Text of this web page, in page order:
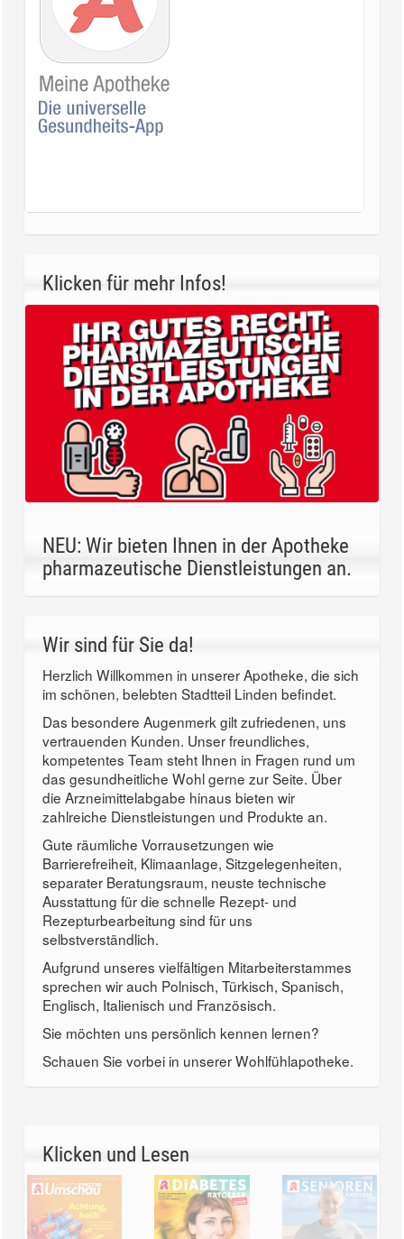
Klicken für mehr Infos!
NEU: Wir bieten Ihnen in der Apotheke
pharmazeutische Dienstleistungen an.
Wir sind für Sie da!
Herzlich Willkommen in unserer Apotheke, die sich
im schönen, belebten Stadtteil Linden befindet.
Das besondere Augenmerk gilt zufriedenen, uns
vertrauenden Kunden. Unser freundliches,
kompetentes Team steht Ihnen in Fragen rund um
das gesundheitliche Wohl gerne zur Seite. Über
die Arzneimittelabgabe hinaus bieten wir
zahlreiche Dienstleistungen und Produkte an.
Gute räumliche Vorrausetzungen wie
Barrierefreiheit, Klimaanlage, Sitzgelegenheiten,
separater Beratungsraum, neuste technische
Ausstattung für die schnelle Rezept- und
Rezepturbearbeitung sind für uns
selbstverständlich.
Aufgrund unseres vielfältigen Mitarbeiterstammes
sprechen wir auch Polnisch, Türkisch, Spanisch,
Englisch, Italienisch und Französisch.
Sie möchten uns persönlich kennen lernen?
Schauen Sie vorbei in unserer Wohlfühlapotheke.
Klicken und Lesen